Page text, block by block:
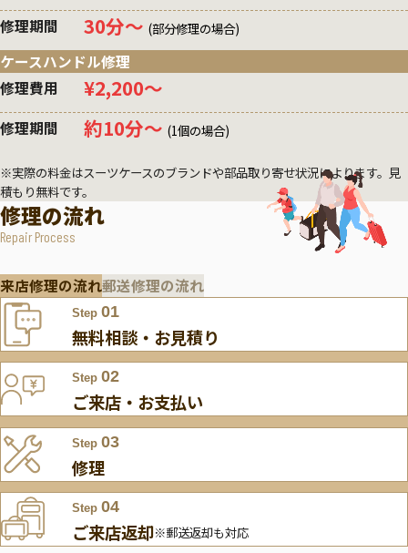
修理期間 30分〜 (部分修理の場合)
ケースハンドル修理
修理費用
¥2,200〜
修理期間 約10分〜 (1個の場合)
※実際の料金はスーツケースのブランドや部品取り寄せ状況によります。見
積もり無料です。
修理の流れ
Repair Process
来店修理の流れ郵送修理の流れ
Step 01
無料相談・お見積り
Step 02
ご来店・お支払い
Step 03
修理
Step 04
ご来店返却※郵送返却も対応